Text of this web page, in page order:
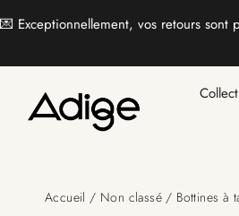
💌 Exceptionnellement, vos retours sont
Accueil / Non classé / Bottines à